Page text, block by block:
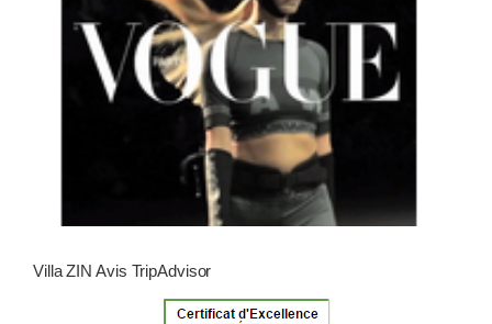
Villa ZIN Avis TripAdvisor